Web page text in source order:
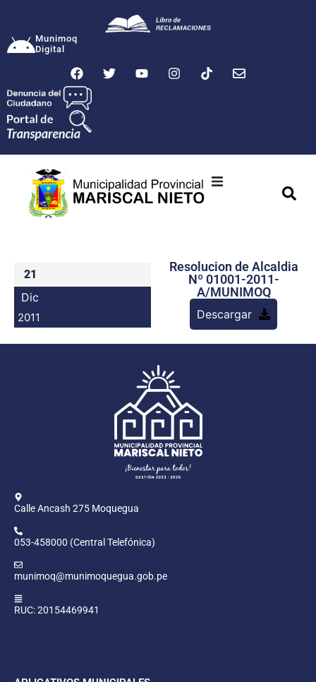
Munimoq
Digital
Transparencia
Seguridad
Programas
21
Dic
2011
Resolucion de Alcaldia
Nº 01001-2011-
A/MUNIMOQ
Descargar
Calle Ancash 275 Moquegua
053-458000 (Central Telefónica)
munimoq@munimoquegua.gob.pe
RUC: 20154469941